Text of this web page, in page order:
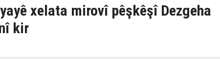
xelata mirovî pêşkêşî Dezgeha
kir